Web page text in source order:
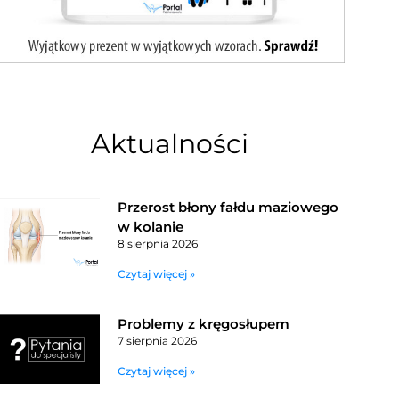
Aktualności
Przerost błony fałdu maziowego
w kolanie
8 sierpnia 2026
Czytaj więcej »
Problemy z kręgosłupem
7 sierpnia 2026
Czytaj więcej »